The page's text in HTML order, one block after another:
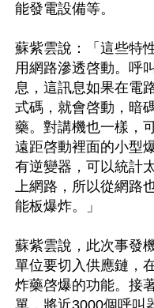
能發電設備等。
蘇紫雲說：「這些特
用網路滲透啓動。呼
息，這訊息如果在電
式碼，就會啓動，暗
藥。對講機也一樣，
遠距啓動裡面的小型
有逆變器，可以統計
上網路，所以從網路
能板爆炸。」
蘇紫雲說，此次事發
單位要切入供應鏈，
炸藥啓爆的功能。接
單，將近3000個呼叫